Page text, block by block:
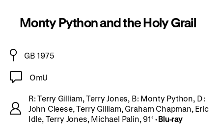
Monty Python and the Holy Grail
GB 1975
OmU
R: Terry Gilliam, Terry Jones, B: Monty Python, D:
John Cleese, Terry Gilliam, Graham Chapman, Eric
Idle, Terry Jones, Michael Palin, 91‘ · Blu-ray